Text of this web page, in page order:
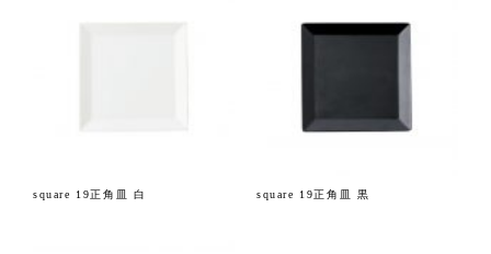
square 19正角皿 白 square 19正角皿 黒